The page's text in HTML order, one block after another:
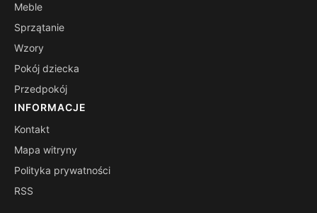
Meble
Sprzątanie
Wzory
Pokój dziecka
Przedpokój
INFORMACJE
Kontakt
Mapa witryny
Polityka prywatności
RSS